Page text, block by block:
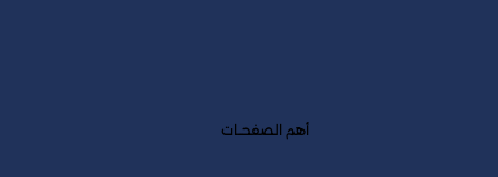
أهم الصفحــات